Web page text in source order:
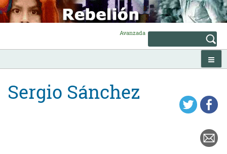
Skip
to
content
Avanzada
Sergio Sánchez